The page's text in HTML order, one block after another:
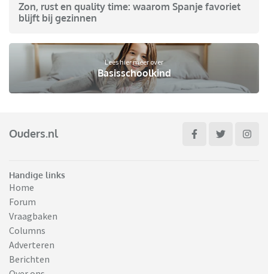
Zon, rust en quality time: waarom Spanje favoriet
blijft bij gezinnen
Lees hier meer over
Basisschoolkind
Ouders.nl
Handige links
Home
Forum
Vraagbaken
Columns
Adverteren
Berichten